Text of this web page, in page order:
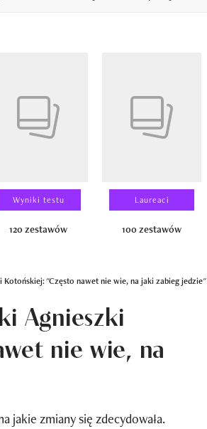
Wyniki testu
120 zestawów
Laureaci
100 zestawów
Kotońskiej: "Często nawet nie wie, na jaki zabieg jedzie"
Agnieszki
nie wie, na
jakie zmiany się zdecydowała.